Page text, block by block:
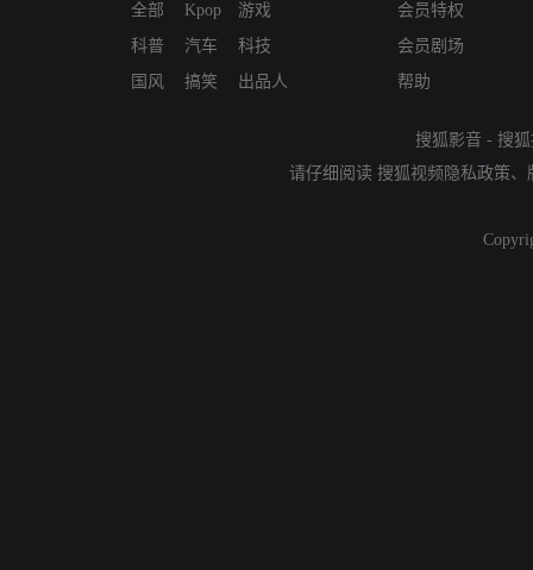
全部
科普
国风
Kpop
汽车
搞笑
游戏
科技
出品人
会员特权
会员剧场
帮助
搜狐影音 - 搜
请仔细阅读 搜狐视频隐私政策、